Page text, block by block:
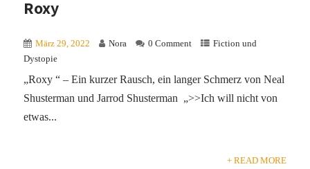
Roxy
März 29, 2022 Nora 0 Comment
Fiction und
Dystopie
„Roxy “ – Ein kurzer Rausch, ein langer Schmerz von Neal
Shusterman und Jarrod Shusterman „>>Ich will nicht von
etwas...
+ READ MORE